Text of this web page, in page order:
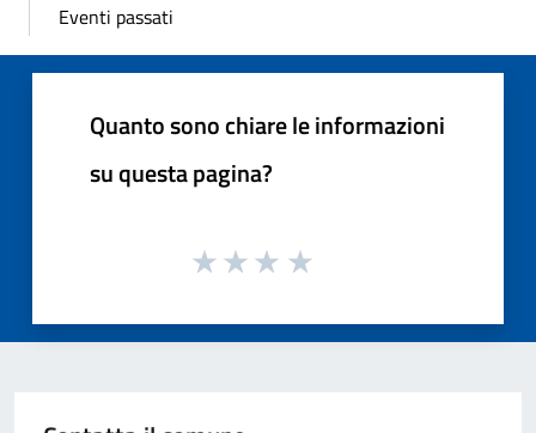
Eventi passati
Quanto sono chiare le informazioni
su questa pagina?